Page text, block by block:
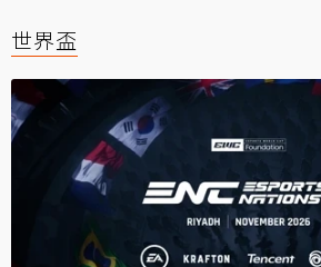
世界盃